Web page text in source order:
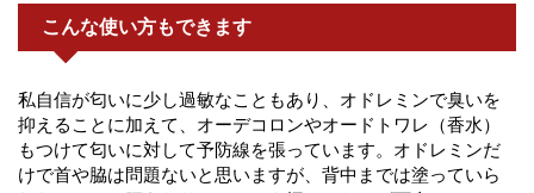
こんな使い方もできます
私自信が匂いに少し過敏なこともあり、オドレミンで臭いを
抑えることに加えて、オーデコロンやオードトワレ（香水）
もつけて匂いに対して予防線を張っています。オドレミンだ
けで首や脇は問題ないと思いますが、背中までは塗っていら